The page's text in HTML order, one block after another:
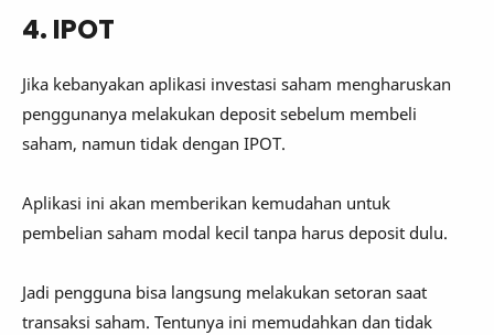
4. IPOT
Jika kebanyakan aplikasi investasi saham mengharuskan
penggunanya melakukan deposit sebelum membeli
saham, namun tidak dengan IPOT.
Aplikasi ini akan memberikan kemudahan untuk
pembelian saham modal kecil tanpa harus deposit dulu.
Jadi pengguna bisa langsung melakukan setoran saat
transaksi saham. Tentunya ini memudahkan dan tidak